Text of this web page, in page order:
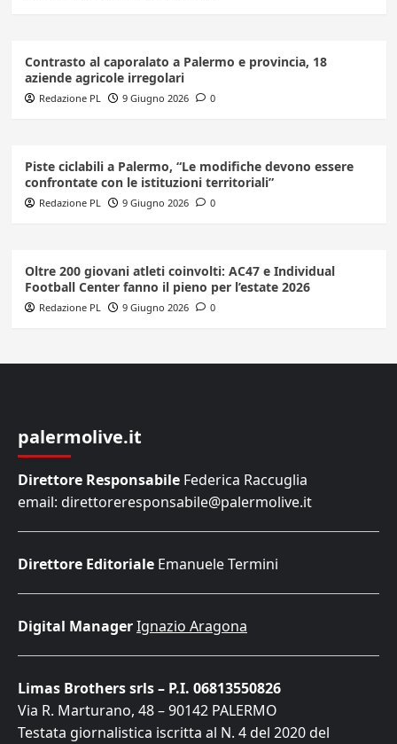
Contrasto al caporalato a Palermo e provincia, 18
aziende agricole irregolari
Redazione PL 9 Giugno 2026 0
Piste ciclabili a Palermo, “Le modifiche devono essere
confrontate con le istituzioni territoriali”
Redazione PL 9 Giugno 2026 0
Oltre 200 giovani atleti coinvolti: AC47 e Individual
Football Center fanno il pieno per l’estate 2026
Redazione PL 9 Giugno 2026 0
palermolive.it
Direttore Responsabile Federica Raccuglia
email: direttoreresponsabile@palermolive.it
Direttore Editoriale Emanuele Termini
Digital ManagerIgnazio Aragona
Limas Brothers srls – P.I. 06813550826
Via R. Marturano, 48 – 90142 PALERMO
Testata giornalistica iscritta al N. 4 del 2020 del